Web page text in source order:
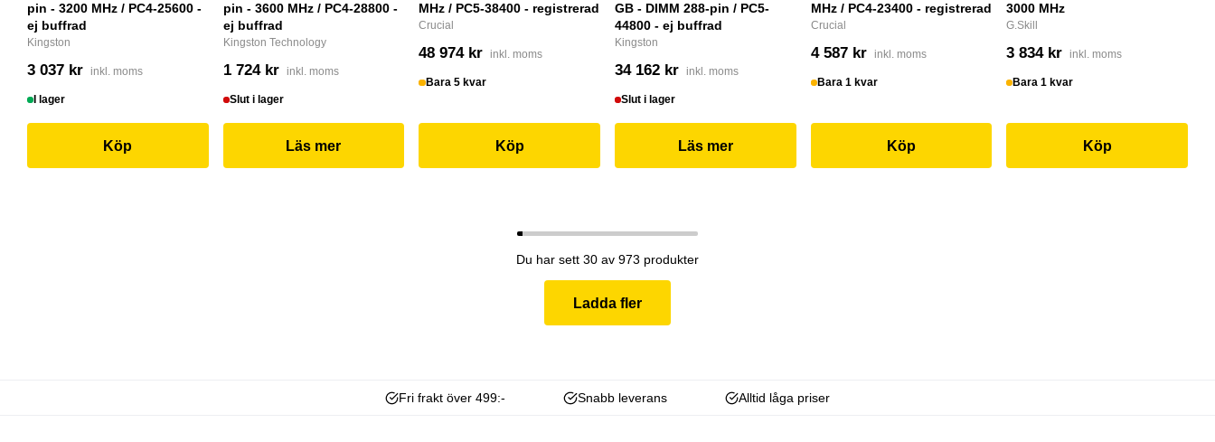
pin - 3200 MHz / PC4-25600 -
ej buffrad
Kingston
3 037 kr inkl. moms
I lager
Köp
pin - 3600 MHz / PC4-28800 -
ej buffrad
Kingston Technology
1 724 kr inkl. moms
Slut i lager
Läs mer
MHz / PC5-38400 - registrerad
Crucial
48 974 kr inkl. moms
Bara 5 kvar
Köp
GB - DIMM 288-pin / PC5-
44800 - ej buffrad
Kingston
34 162 kr inkl. moms
Slut i lager
Läs mer
MHz / PC4-23400 - registrerad
Crucial
4 587 kr inkl. moms
Bara 1 kvar
Köp
3000 MHz
G.Skill
3 834 kr inkl. moms
Bara 1 kvar
Köp
Du har sett 30 av 973 produkter
Ladda fler
Fri frakt över 499:- Snabb leverans Alltid låga priser